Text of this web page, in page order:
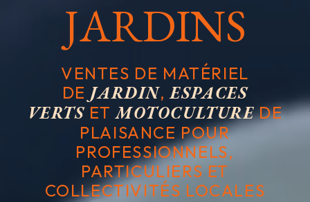
JARDINS
VENTES DE MATÉRIEL
DE JARDIN,ESPACES
VERTSETMOTOCULTUREDE
PLAISANCE POUR
PROFESSIONNELS,
PARTICULIERS ET
COLLECTIVITÉS LOCALES